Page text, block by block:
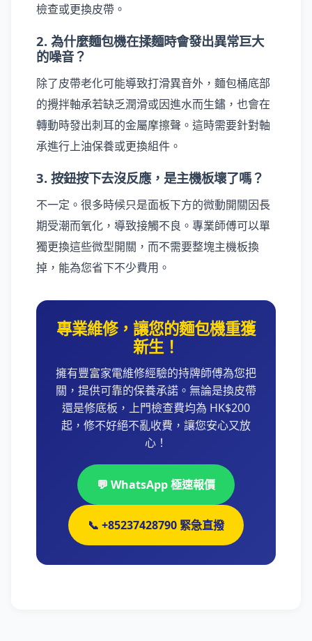
檢查或更換皮帶。
2. 為什麼麵包機在揉麵時會發出異常巨大
的噪音？
除了皮帶老化可能導致打滑異音外，麵包桶底部
的攪拌軸承若缺乏潤滑或因進水而生鏽，也會在
轉動時發出刺耳的金屬摩擦聲。這時需要針對軸
承進行上油保養或更換組件。
3. 按鈕按下去沒反應，是主機板壞了嗎？
不一定。很多時候只是面板下方的微動開關因長
期受潮而氧化，導致接觸不良。專業師傅可以單
獨更換這些微型開關，而不需要整塊主機板換
掉，能為您省下不少費用。
專業維修，讓您的麵包機重獲
新生！
擁有豐富家電維修經驗的持牌師傅為您把
關，提供可靠的保養承諾。無論是換皮帶
還是修底板，上門檢查費均為 HK$200
起，修不好絕不亂收費，讓您安心又放
心！
💬 WhatsApp 極速報價
📞 +85237428790 緊急直撥